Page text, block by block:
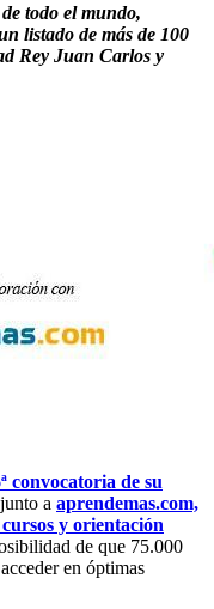
todo el mundo,
listado de más de 100
Rey Juan Carlos y
convocatoria de su
junto a aprendemas.com,
y orientación
de que 75.000
en óptimas